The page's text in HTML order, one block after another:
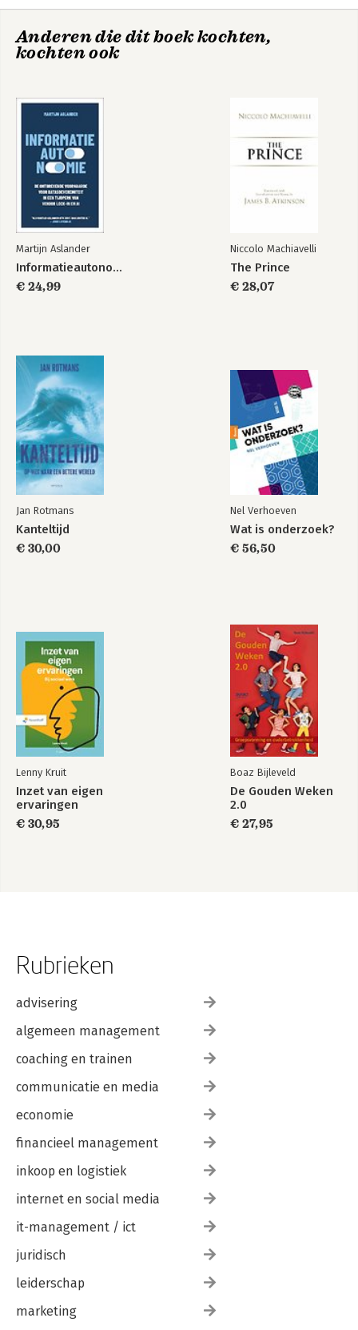
Anderen die dit boek kochten,
kochten ook
Martijn Aslander
Informatieautonomie
€ 24,99
Niccolo Machiavelli
The Prince
€ 28,07
Jan Rotmans
Kanteltijd
€ 30,00
Nel Verhoeven
Wat is onderzoek?
€ 56,50
Lenny Kruit
Inzet van eigen
ervaringen
€ 30,95
Boaz Bijleveld
De Gouden Weken
2.0
€ 27,95
Rubrieken
advisering
algemeen management
coaching en trainen
communicatie en media
economie
financieel management
inkoop en logistiek
internet en social media
it-management / ict
juridisch
leiderschap
marketing